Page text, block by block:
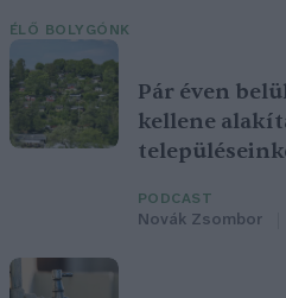
ÉLŐ BOLYGÓNK
Pár éven
kellene
PODCAST
Novák Zsombor